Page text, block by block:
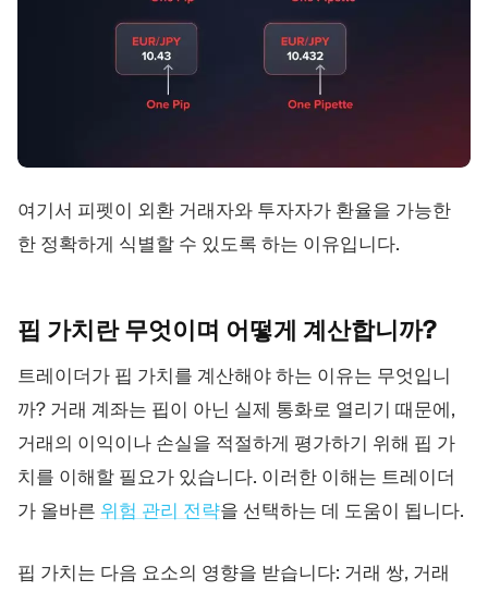
여기서 피펫이 외환 거래자와 투자자가 환율을 가능한
한 정확하게 식별할 수 있도록 하는 이유입니다.
핍 가치란 무엇이며 어떻게 계산합니까?
트레이더가 핍 가치를 계산해야 하는 이유는 무엇입니
까? 거래 계좌는 핍이 아닌 실제 통화로 열리기 때문에,
거래의 이익이나 손실을 적절하게 평가하기 위해 핍 가
치를 이해할 필요가 있습니다. 이러한 이해는 트레이더
가 올바른 위험 관리 전략을 선택하는 데 도움이 됩니다.
핍 가치는 다음 요소의 영향을 받습니다: 거래 쌍, 거래